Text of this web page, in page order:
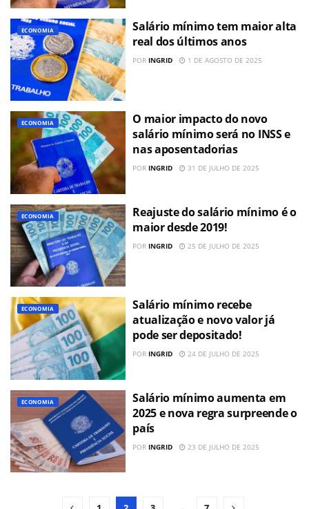
ECONOMIA
Salário mínimo tem maior alta
real dos últimos anos
POR INGRID 1 DE AGOSTO DE 2025
ECONOMIA
O maior impacto do novo
salário mínimo será no INSS e
nas aposentadorias
POR INGRID 31 DE JULHO DE 2025
ECONOMIA
Reajuste do salário mínimo é o
maior desde 2019!
POR INGRID 25 DE JULHO DE 2025
ECONOMIA
Salário mínimo recebe
atualização e novo valor já
pode ser depositado!
POR INGRID 24 DE JULHO DE 2025
ECONOMIA
Salário mínimo aumenta em
2025 e nova regra surpreende o
país
POR INGRID 23 DE JULHO DE 2025